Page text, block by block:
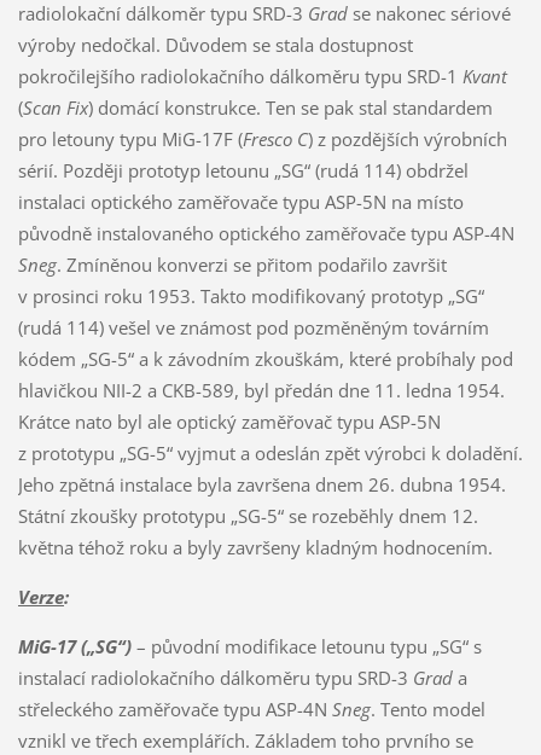
radiolokační dálkoměr typu SRD-3 Gradse nakonec sériové
výroby nedočkal. Důvodem se stala dostupnost
pokročilejšího radiolokačního dálkoměru typu SRD-1 Kvant
(Scan Fix) domácí konstrukce. Ten se pak stal standardem
pro letouny typu MiG-17F (Fresco C) z pozdějších výrobních
sérií. Později prototyp letounu „SG“ (rudá 114) obdržel
instalaci optického zaměřovače typu ASP-5N na místo
původně instalovaného optického zaměřovače typu ASP-4N
Sneg. Zmíněnou konverzi se přitom podařilo završit
v prosinci roku 1953. Takto modifikovaný prototyp „SG“
(rudá 114) vešel ve známost pod pozměněným továrním
kódem „SG-5“ a k závodním zkouškám, které probíhaly pod
hlavičkou NII-2 a CKB-589, byl předán dne 11. ledna 1954.
Krátce nato byl ale optický zaměřovač typu ASP-5N
z prototypu „SG-5“ vyjmut a odeslán zpět výrobci k doladění.
Jeho zpětná instalace byla završena dnem 26. dubna 1954.
Státní zkoušky prototypu „SG-5“ se rozeběhly dnem 12.
května téhož roku a byly završeny kladným hodnocením.
Verze:
MiG-17 („SG“)– původní modifikace letounu typu „SG“ s
instalací radiolokačního dálkoměru typu SRD-3 Grada
střeleckého zaměřovače typu ASP-4N Sneg. Tento model
vznikl ve třech exemplářích. Základem toho prvního se